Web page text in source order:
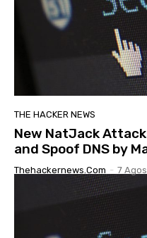
THE HACKER NEWS
New NatJack
and Spoof DNS by
Thehackernews.com - 7